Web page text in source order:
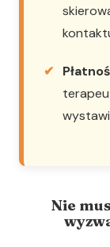
Nie